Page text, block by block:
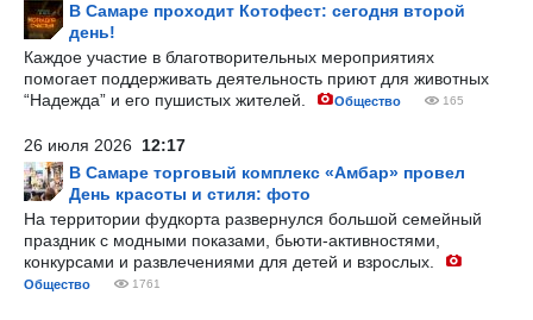
В Самаре проходит Котофест: сегодня второй
день!
Каждое участие в благотворительных мероприятиях
помогает поддерживать деятельность приют для животных
“Надежда” и его пушистых жителей.
Общество 165
26 июля 2026 12:17
В Самаре торговый комплекс «Амбар» провел
День красоты и стиля: фото
На территории фудкорта развернулся большой семейный
праздник с модными показами, бьюти-активностями,
конкурсами и развлечениями для детей и взрослых.
Общество 1761